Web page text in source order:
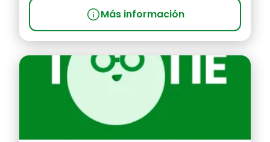
infoMás información